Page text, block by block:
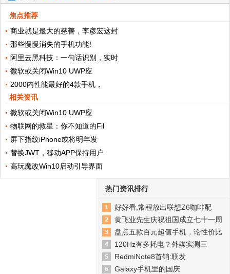
焦点推荐
商业就是最大的慈善，李彦宏这封
那些慢慢消失的手机功能!
阿里云黑科技：一句话识别，实时
微软或关闭Win10 UWP应
2000内性能最好的4款手机，
相关资讯
微软或关闭Win10 UWP应
物联网的救星：你不知道的Fil
屏下指纹iPhone或将明年发
替换JWT，移动APP保持用户
高玩魔改Win10启动引导界面
热门资讯排行
好好看,常程放出联想Z6咖啡配
黄飞业先生庆祝祖国成立七十一周
盘点五款百元超值手机，论性价比
120Hz有多耗电？外媒实测三
RedmiNote8首销:联发
Galaxy手机里的国庆